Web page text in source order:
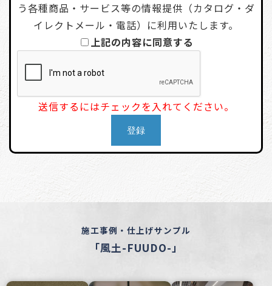
う各種商品・サービス等の情報提供（カタログ・ダ
イレクトメール・電話）に利用いたします。
上記の内容に同意する
送信するにはチェックを入れてください。
施工事例・仕上げサンプル
「風土-FUUDO-」